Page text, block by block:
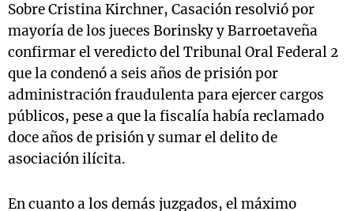
Sobre Cristina Kirchner, Casación resolvió por
mayoría de los jueces Borinsky y Barroetaveña
confirmar el veredicto del Tribunal Oral Federal 2
que la condenó a seis años de prisión por
administración fraudulenta para ejercer cargos
públicos, pese a que la fiscalía había reclamado
doce años de prisión y sumar el delito de
asociación ilícita.
En cuanto a los demás juzgados, el máximo